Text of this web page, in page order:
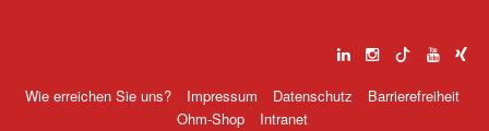
Wie erreichen Sie uns? Impressum Datenschutz
Barrierefreiheit
Ohm-Shop
Intranet